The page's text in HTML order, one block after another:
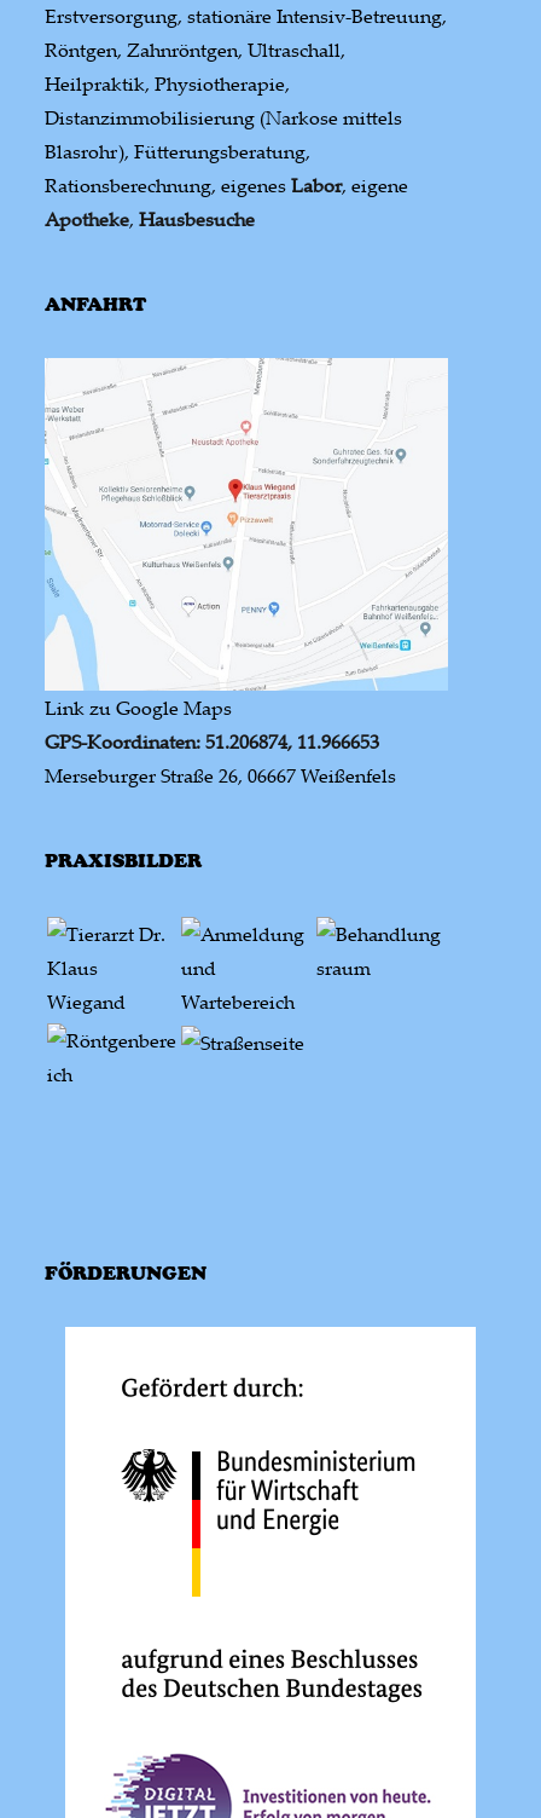
Erstversorgung, stationäre Intensiv-Betreuung,
Röntgen, Zahnröntgen, Ultraschall,
Heilpraktik, Physiotherapie,
Distanzimmobilisierung (Narkose mittels
Blasrohr), Fütterungsberatung,
Rationsberechnung, eigenesLabor, eigene
Apotheke,Hausbesuche
ANFAHRT
Link zu Google Maps
GPS-Koordinaten: 51.206874, 11.966653
Merseburger Straße 26, 06667 Weißenfels
PRAXISBILDER
FÖRDERUNGEN